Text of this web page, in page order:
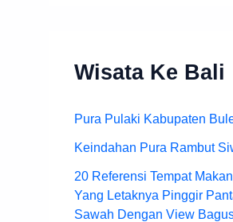
Wisata Ke Bali
Pura Pulaki Kabupaten
Keindahan Pura Rambut
20 Referensi Tempat
Yang Letaknya Pinggir
Sawah Dengan View